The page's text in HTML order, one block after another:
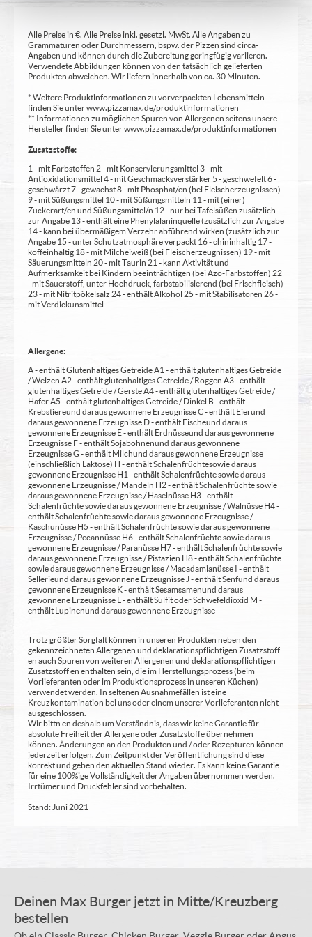
Alle Preise in €. Alle Preise inkl. gesetzl. MwSt. Alle Angaben zu
Grammaturen oder Durchmessern, bspw. der Pizzen sind circa-
Angaben und können durch die Zubereitung geringfügig variieren.
Verwendete Abbildungen können von den tatsächlich gelieferten
Produkten abweichen. Wir liefern innerhalb von ca. 30 Minuten.
* Weitere Produktinformationen zu vorverpackten Lebensmitteln
finden Sie unter www.pizzamax.de/produktinformationen
** Informationen zu möglichen Spuren von Allergenen seitens unsere
Hersteller finden Sie unter www.pizzamax.de/produktinformationen
Zusatzstoffe:
1 - mit Farbstoffen 2 - mit Konservierungsmittel 3 - mit
Antioxidationsmittel 4 - mit Geschmacksverstärker 5 - geschwefelt 6 -
geschwärzt 7 - gewachst 8 - mit Phosphat/en (bei Fleischerzeugnissen)
9 - mit Süßungsmittel 10 - mit Süßungsmitteln 11 - mit (einer)
Zuckerart/en und Süßungsmittel/n 12 - nur bei Tafelsüßen zusätzlich
zur Angabe 13 - enthält eine Phenylalaninquelle (zusätzlich zur Angabe
14 - kann bei übermäßigem Verzehr abführend wirken (zusätzlich zur
Angabe 15 - unter Schutzatmosphäre verpackt 16 - chininhaltig 17 -
koffeinhaltig 18 - mit Milcheiweiß (bei Fleischerzeugnissen) 19 - mit
Säuerungsmitteln 20 - mit Taurin 21 - kann Aktivität und
Aufmerksamkeit bei Kindern beeinträchtigen (bei Azo-Farbstoffen) 22
- mit Sauerstoff, unter Hochdruck, farbstabilisierend (bei Frischfleisch)
23 - mit Nitritpökelsalz 24 - enthält Alkohol 25 - mit Stabilisatoren 26 -
mit Verdickunsmittel
Allergene:
A - enthält Glutenhaltiges Getreide A1 - enthält glutenhaltiges Getreide
/ Weizen A2 - enthält glutenhaltiges Getreide / Roggen A3 - enthält
glutenhaltiges Getreide / Gerste A4 - enthält glutenhaltiges Getreide /
Hafer A5 - enthält glutenhaltiges Getreide / Dinkel B - enthält
Krebstiere und daraus gewonnene Erzeugnisse C - enthält Eier und
daraus gewonnene Erzeugnisse D - enthält Fische und daraus
gewonnene Erzeugnisse E - enthält Erdnüsse und daraus gewonnene
Erzeugnisse F - enthält Sojabohnen und daraus gewonnene
Erzeugnisse G - enthält Milch und daraus gewonnene Erzeugnisse
(einschließlich Laktose) H - enthält Schalenfrüchte sowie daraus
gewonnene Erzeugnisse H1 - enthält Schalenfrüchte sowie daraus
gewonnene Erzeugnisse / Mandeln H2 - enthält Schalenfrüchte sowie
daraus gewonnene Erzeugnisse / Haselnüsse H3 - enthält
Schalenfrüchte sowie daraus gewonnene Erzeugnisse / Walnüsse H4 -
enthält Schalenfrüchte sowie daraus gewonnene Erzeugnisse /
Kaschunüsse H5 - enthält Schalenfrüchte sowie daraus gewonnene
Erzeugnisse / Pecannüsse H6 - enthält Schalenfrüchte sowie daraus
gewonnene Erzeugnisse / Paranüsse H7 - enthält Schalenfrüchte sowie
daraus gewonnene Erzeugnisse / Pistazien H8 - enthält Schalenfrüchte
sowie daraus gewonnene Erzeugnisse / Macadamianüsse I - enthält
Sellerie und daraus gewonnene Erzeugnisse J - enthält Senf und daraus
gewonnene Erzeugnisse K - enthält Sesamsamen und daraus
gewonnene Erzeugnisse L - enthält Sulfit oder Schwefeldioxid M -
enthält Lupinen und daraus gewonnene Erzeugnisse
Trotz größter Sorgfalt können in unseren Produkten neben den
gekennzeichneten Allergenen und deklarationspflichtigen Zusatzstoff
en auch Spuren von weiteren Allergenen und deklarationspflichtigen
Zusatzstoff en enthalten sein, die im Herstellungsprozess (beim
Vorlieferanten oder im Produktionsprozess in unseren Küchen)
verwendet werden. In seltenen Ausnahmefällen ist eine
Kreuzkontamination bei uns oder einem unserer Vorlieferanten nicht
ausgeschlossen.
Wir bittn en deshalb um Verständnis, dass wir keine Garantie für
absolute Freiheit der Allergene oder Zusatzstoffe übernehmen
können. Änderungen an den Produkten und / oder Rezepturen können
jederzeit erfolgen. Zum Zeitpunkt der Veröffentlichung sind diese
korrekt und geben den aktuellen Stand wieder. Es kann keine Garantie
für eine 100%ige Vollständigkeit der Angaben übernommen werden.
Irrtümer und Druckfehler sind vorbehalten.
Stand: Juni 2021
Deinen Max Burger jetzt in Mitte/Kreuzberg
bestellen